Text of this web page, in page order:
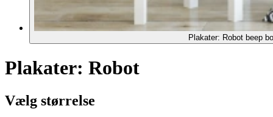
Plakater: Robot beep
Plakater: Robot
Vælg størrelse